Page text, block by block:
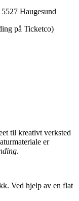
Haugesund
på Ticketco)
til kreativt verksted
er
.
Ved hjelp av en flat